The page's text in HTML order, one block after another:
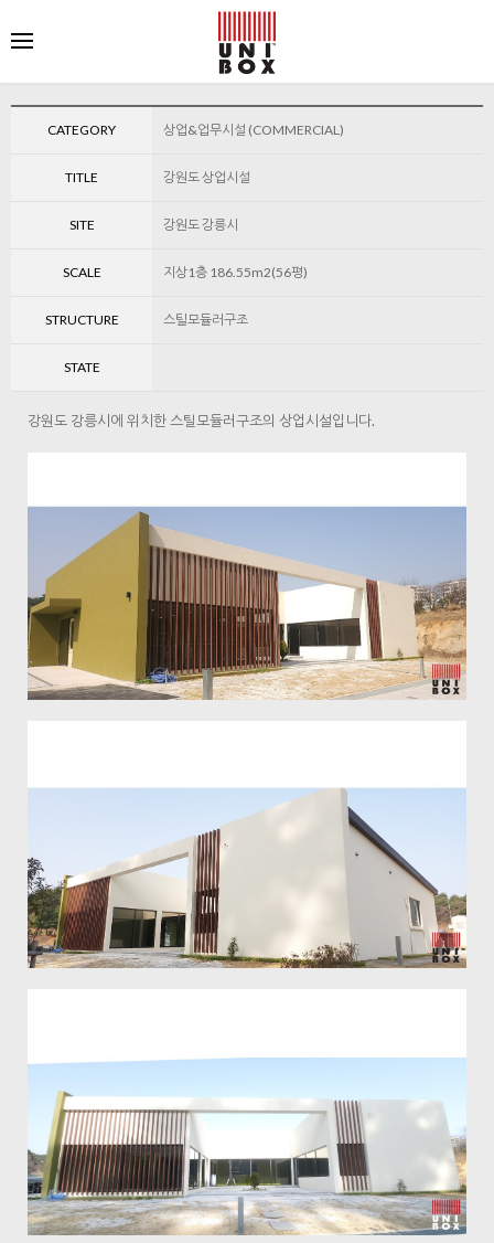
CATEGORY 상업&업무시설 (COMMERCIAL)
TITLE 강원도 상업시설
SITE 강원도 강릉시
SCALE 지상1층 186.55m2(56평)
STRUCTURE 스틸모듈러구조
STATE
강원도 강릉시에 위치한 스틸모듈러구조의 상업시설입니다.